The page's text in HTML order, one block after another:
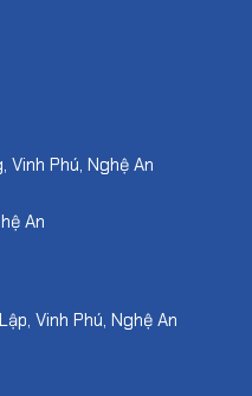
Phú, Nghệ An
An
Vinh Phú, Nghệ An